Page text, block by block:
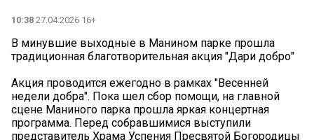
10:38 27.04.2026 16+
В минувшие выходные в Манином парке прошла
традиционная благотворительная акция "Дари добро"
Акция проводится ежегодно в рамках "Весенней
недели добра". Пока шел сбор помощи, на главной
сцене Маниного парка прошла яркая концертная
программа. Перед собравшимися выступили
представитель Храма Успения Пресвятой Богородицы